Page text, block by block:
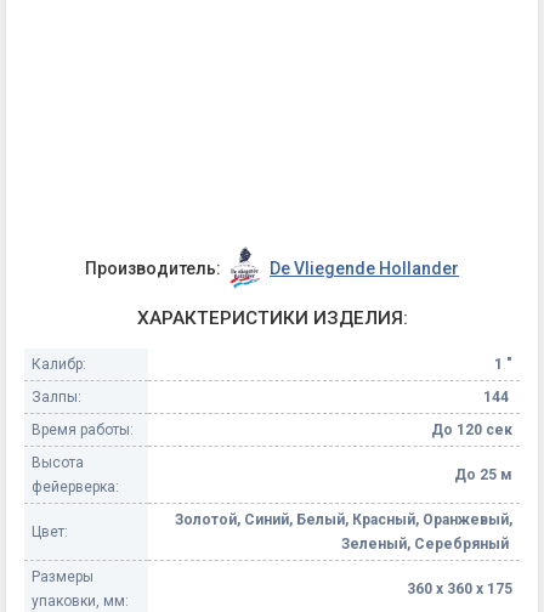
Производитель: De Vliegende Hollander
ХАРАКТЕРИСТИКИ ИЗДЕЛИЯ:
Калибр:
1 "
Залпы:
144
Время работы:
До 120 сек
Высота
фейерверка:
До 25 м
Цвет:
Золотой, Синий, Белый, Красный, Оранжевый,
Зеленый, Серебряный
Размеры
упаковки, мм:
360 х 360 х 175